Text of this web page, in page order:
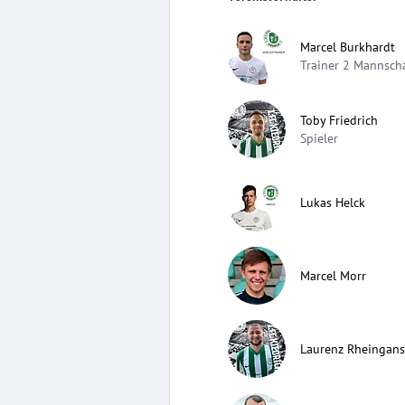
Marcel Burkhardt
Trainer 2
Toby Friedrich
Spieler
Lukas Helck
Marcel Morr
Laurenz Rheingans